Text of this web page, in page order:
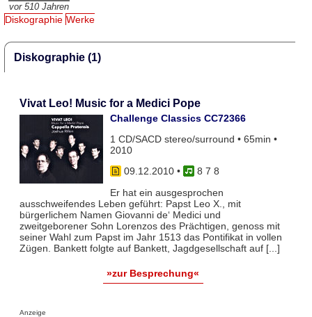
vor 510 Jahren
Diskographie Werke
Diskographie (1)
Vivat Leo! Music for a Medici Pope
Challenge Classics CC72366
1 CD/SACD stereo/surround • 65min •
2010
09.12.2010•
8 7 8
Er hat ein ausgesprochen
ausschweifendes Leben geführt: Papst Leo X., mit
bürgerlichem Namen Giovanni de‘ Medici und
zweitgeborener Sohn Lorenzos des Prächtigen, genoss mit
seiner Wahl zum Papst im Jahr 1513 das Pontifikat in vollen
Zügen. Bankett folgte auf Bankett, Jagdgesellschaft auf [...]
»zur Besprechung«
Anzeige